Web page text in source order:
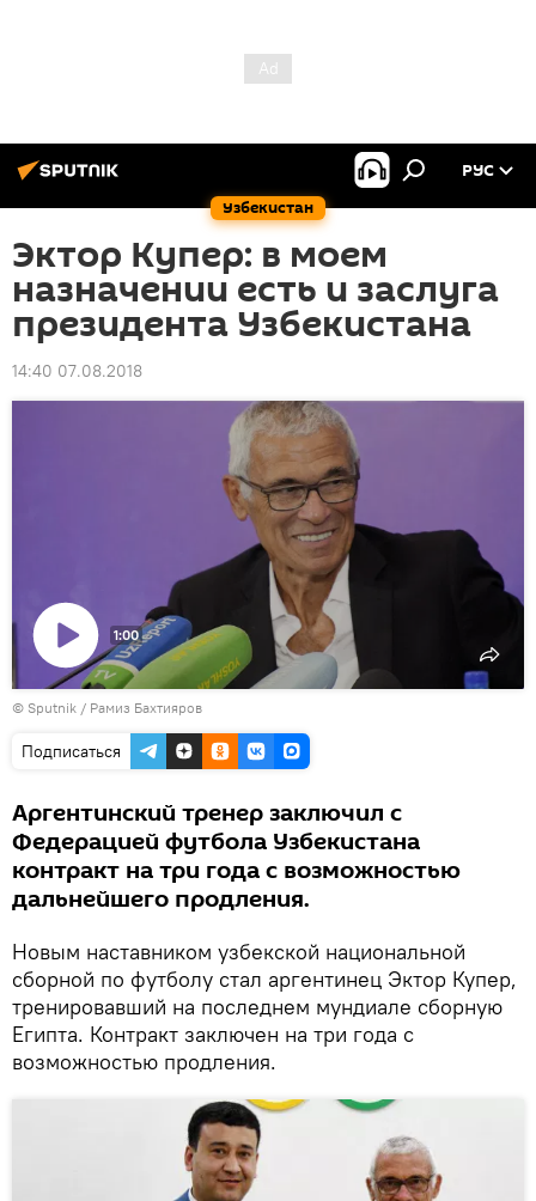
Узбекистан
РУС
Эктор Купер: в моем
назначении есть и заслуга
президента Узбекистана
14:40 07.08.2018
Воспроизвести
видео
1:00
© Sputnik / Рамиз Бахтияров
Подписаться
Аргентинский тренер заключил с
Федерацией футбола Узбекистана
контракт на три года с возможностью
дальнейшего продления.
Новым наставником узбекской национальной
сборной по футболу стал аргентинец Эктор Купер,
тренировавший на последнем мундиале сборную
Египта. Контракт заключен на три года с
возможностью продления.